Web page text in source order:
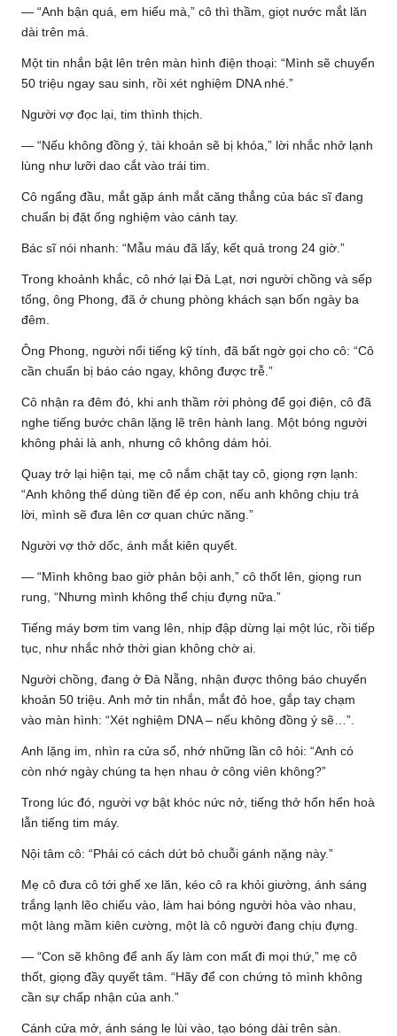
— “Anh bận quá, em hiểu mà,” cô thì thầm, giọt nước mắt lăn
dài trên má.
Một tin nhắn bật lên trên màn hình điện thoại: “Mình sẽ chuyển
50 triệu ngay sau sinh, rồi xét nghiệm DNA nhé.”
Người vợ đọc lại, tim thình thịch.
— “Nếu không đồng ý, tài khoản sẽ bị khóa,” lời nhắc nhở lạnh
lùng như lưỡi dao cắt vào trái tim.
Cô ngẩng đầu, mắt gặp ánh mắt căng thẳng của bác sĩ đang
chuẩn bị đặt ống nghiệm vào cánh tay.
Bác sĩ nói nhanh: “Mẫu máu đã lấy, kết quả trong 24 giờ.”
Trong khoảnh khắc, cô nhớ lại Đà Lạt, nơi người chồng và sếp
tổng, ông Phong, đã ở chung phòng khách sạn bốn ngày ba
đêm.
Ông Phong, người nổi tiếng kỹ tính, đã bất ngờ gọi cho cô: “Cô
cần chuẩn bị báo cáo ngay, không được trễ.”
Cô nhận ra đêm đó, khi anh thầm rời phòng để gọi điện, cô đã
nghe tiếng bước chân lặng lẽ trên hành lang. Một bóng người
không phải là anh, nhưng cô không dám hỏi.
Quay trở lại hiện tại, mẹ cô nắm chặt tay cô, giọng rợn lạnh:
“Anh không thể dùng tiền để ép con, nếu anh không chịu trả
lời, mình sẽ đưa lên cơ quan chức năng.”
Người vợ thở dốc, ánh mắt kiên quyết.
— “Mình không bao giờ phản bội anh,” cô thốt lên, giọng run
rung, “Nhưng mình không thể chịu đựng nữa.”
Tiếng máy bơm tim vang lên, nhịp đập dừng lại một lúc, rồi tiếp
tục, như nhắc nhở thời gian không chờ ai.
Người chồng, đang ở Đà Nẵng, nhận được thông báo chuyển
khoản 50 triệu. Anh mở tin nhắn, mắt đỏ hoe, gắp tay chạm
vào màn hình: “Xét nghiệm DNA – nếu không đồng ý sẽ…”.
Anh lặng im, nhìn ra cửa sổ, nhớ những lần cô hỏi: “Anh có
còn nhớ ngày chúng ta hẹn nhau ở công viên không?”
Trong lúc đó, người vợ bật khóc nức nở, tiếng thở hổn hển hoà
lẫn tiếng tim máy.
Nội tâm cô: “Phải có cách dứt bỏ chuỗi gánh nặng này.”
Mẹ cô đưa cô tới ghế xe lăn, kéo cô ra khỏi giường, ánh sáng
trắng lạnh lẽo chiếu vào, làm hai bóng người hòa vào nhau,
một làng mầm kiên cường, một là cô người đang chịu đựng.
— “Con sẽ không để anh ấy làm con mất đi mọi thứ,” mẹ cô
thốt, giọng đầy quyết tâm. “Hãy để con chứng tỏ mình không
cần sự chấp nhận của anh.”
Cánh cửa mở, ánh sáng le lùi vào, tạo bóng dài trên sàn.